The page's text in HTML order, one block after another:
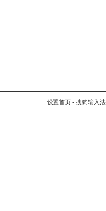
设置首页 - 搜狗输入法